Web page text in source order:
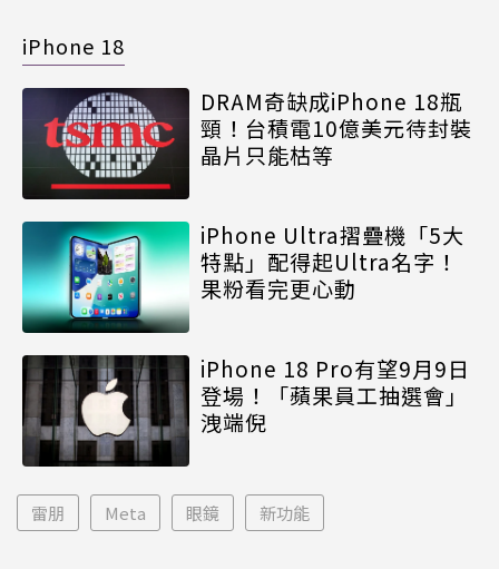
iPhone 18
DRAM奇缺成iPhone 18瓶
頸！台積電10億美元待封裝
晶片只能枯等
iPhone Ultra摺疊機「5大
特點」配得起Ultra名字！
果粉看完更心動
iPhone 18 Pro有望9月9日
登場！「蘋果員工抽選會」
洩端倪
雷朋 Meta 眼鏡 新功能